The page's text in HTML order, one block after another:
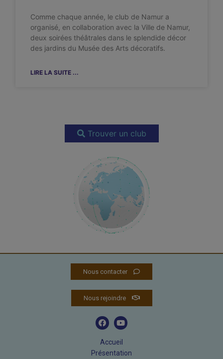
Comme chaque année, le club de Namur a
organisé, en collaboration avec la Ville de Namur,
deux soirées théâtrales dans le splendide décor
des jardins du Musée des Arts décoratifs.
LIRE LA SUITE ...
Trouver un club
Nous contacter
Nous rejoindre
Accueil
Présentation